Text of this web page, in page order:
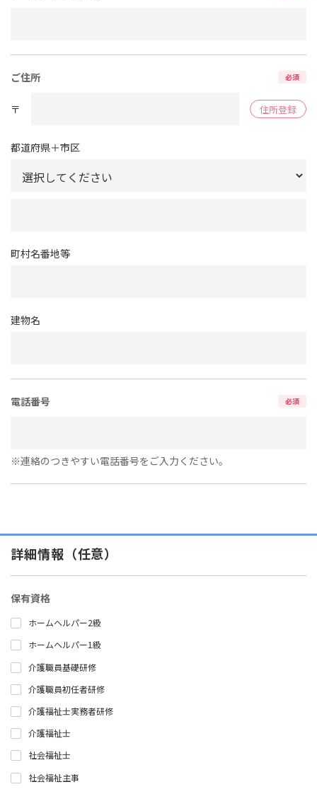
ご住所 必須
〒 住所登録
都道府県＋市区
町村名番地等
建物名
電話番号 必須
※連絡のつきやすい電話番号をご入力ください。
詳細情報（任意）
保有資格
ホームヘルパー2級
ホームヘルパー1級
介護職員基礎研修
介護職員初任者研修
介護福祉士実務者研修
介護福祉士
社会福祉士
社会福祉主事